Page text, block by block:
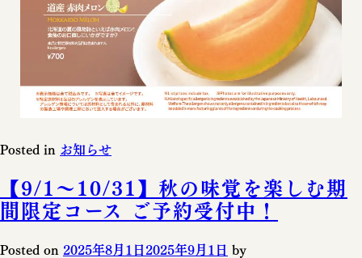
Posted in お知らせ
【9/1～10/31】秋の味覚を楽しむ期
間限定コース ご予約受付中！
Posted on 2025年8月1日2025年9月1日 by